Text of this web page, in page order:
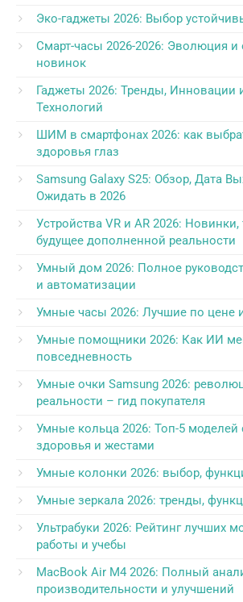
Эко-гаджеты 2026: Выбор
Смарт-часы 2026-2026: Эволюция и
новинок
Гаджеты 2026: Тренды, Инновации
Технологий
ШИМ в смартфонах 2026: как
здоровья глаз
Samsung Galaxy S25: Обзор, Дата
Ожидать в 2026
Устройства VR и AR 2026:
будущее дополненной реальности
Умный дом 2026: Полное
и автоматизации
Умные часы 2026: Лучшие по цене
Умные помощники 2026: Как ИИ
повседневность
Умные очки Samsung 2026:
реальности – гид покупателя
Умные кольца 2026: Топ-5 моделей
здоровья и жестами
Умные колонки 2026: выбор,
Умные зеркала 2026: тренды,
Ультрабуки 2026: Рейтинг лучших
работы и учебы
MacBook Air M4 2026: Полный
производительности и улучшений